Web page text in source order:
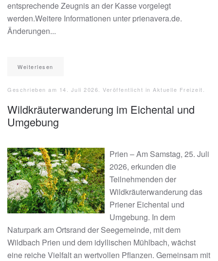
entsprechende Zeugnis an der Kasse vorgelegt
werden.Weitere Informationen unter prienavera.de.
Änderungen...
Weiterlesen
Geschrieben am 14. Juli 2026 . Veröffentlicht in Aktuelle Freizeit
Wildkräuterwanderung im Eichental und
Umgebung
Prien – Am Samstag, 25. Juli
2026, erkunden die
Teilnehmenden der
Wildkräuterwanderung das
Priener Eichental und
Umgebung. In dem
Naturpark am Ortsrand der Seegemeinde, mit dem
Wildbach Prien und dem idyllischen Mühlbach, wächst
eine reiche Vielfalt an wertvollen Pflanzen. Gemeinsam mit